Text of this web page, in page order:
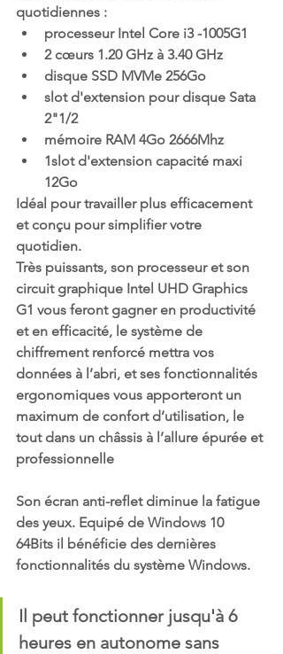
quotidiennes :
processeur Intel Core i3 -1005G1
2 cœurs 1.20 GHz à 3.40 GHz
disque SSD MVMe 256Go
slot d'extension pour disque Sata
2"1/2
mémoire RAM 4Go 2666Mhz
1slot d'extension capacité maxi
12Go
Idéal pour travailler plus efficacement
et conçu pour simplifier votre
quotidien.
Très puissants, son processeur et son
circuit graphique Intel UHD Graphics
G1 vous feront gagner en productivité
et en efficacité, le système de
chiffrement renforcé mettra vos
données à l’abri, et ses fonctionnalités
ergonomiques vous apporteront un
maximum de confort d’utilisation, le
tout dans un châssis à l’allure épurée et
professionnelle
Son écran anti-reflet diminue la fatigue
des yeux. Equipé de Windows 10
64Bits il bénéficie des dernières
fonctionnalités du système Windows.
Il peut fonctionner jusqu'à 6
heures en autonome sans